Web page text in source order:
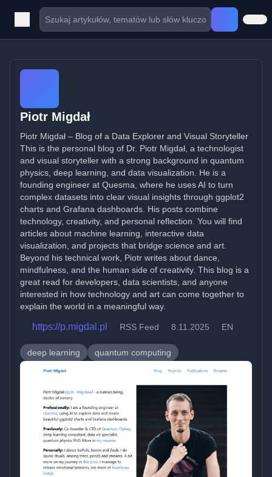
Piotr Migdał
Piotr Migdał – Blog of a Data Explorer and Visual Storyteller
This is the personal blog of Dr. Piotr Migdał, a technologist
and visual storyteller with a strong background in quantum
physics, deep learning, and data visualization. He is a
founding engineer at Quesma, where he uses AI to turn
complex datasets into clear visual insights through ggplot2
charts and Grafana dashboards. His posts combine
technology, creativity, and personal reflection. You will find
articles about machine learning, interactive data
visualization, and projects that bridge science and art.
Beyond his technical work, Piotr writes about dance,
mindfulness, and the human side of creativity. This blog is a
great read for developers, data scientists, and anyone
interested in how technology and art can come together to
explain the world in a meaningful way.
https://p.migdal.pl RSS Feed 8.11.2025 EN
deep learning quantum computing